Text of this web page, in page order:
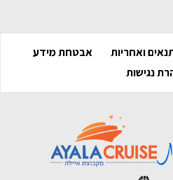
ואחריות
אבטחת מידע
נגישות